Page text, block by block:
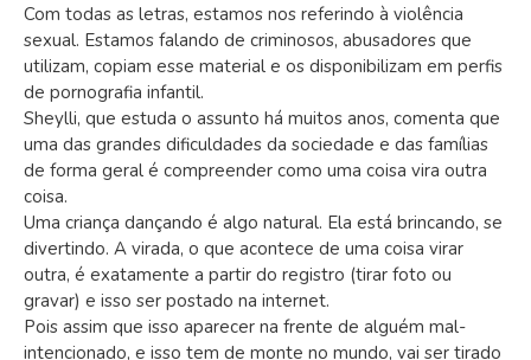
Com todas as letras, estamos nos referindo à violência
sexual. Estamos falando de criminosos, abusadores que
utilizam, copiam esse material e os disponibilizam em perfis
de pornografia infantil.
Sheylli, que estuda o assunto há muitos anos, comenta que
uma das grandes dificuldades da sociedade e das famílias
de forma geral é compreender como uma coisa vira outra
coisa.
Uma criança dançando é algo natural. Ela está brincando, se
divertindo. A virada, o que acontece de uma coisa virar
outra, é exatamente a partir do registro (tirar foto ou
gravar) e isso ser postado na internet.
Pois assim que isso aparecer na frente de alguém mal-
intencionado, e isso tem de monte no mundo, vai ser tirado